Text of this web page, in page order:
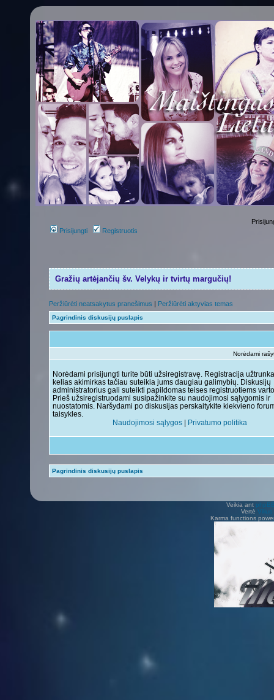
Prisijungti Registruotis
Gražių artėjančių šv. Velykų ir tvirtų margučių!
Peržiūrėti neatsakytus pranešimus | Peržiūrėti aktyvias temas
Pagrindinis diskusijų puslapis
Norėdami
Norėdami prisijungti turite būti užsiregistravę. Registracija
kelias akimirkas tačiau suteikia jums daugiau galimybių. Diskusijų
administratorius gali suteikti papildomas teises registruotiems
Prieš užsiregistruodami susipažinkite su naudojimosi sąlygomis ir
nuostatomis. Naršydami po diskusijas perskaitykite kiekvieno
taisykles.
Naudojimosi sąlygos | Privatumo politika
Pagrindinis diskusijų puslapis
Veikia ant
Vertė Vilius
Karma functions